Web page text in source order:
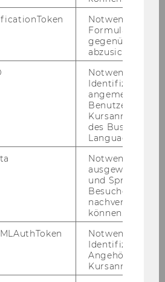
Zu­gangs­da­
ver­ges­sen -
Notwendig, um
gegenüber
abzusichern.
Notwendig zur
Identifizierung
angemeldeten
Benutzers im
des Business
Language
Notwendig um
ausgewählte
und
Besuchers
nachverfolgen
können.
Notwendig zur
Identifizierung
Angehörige/r für
Kursanmeldung.